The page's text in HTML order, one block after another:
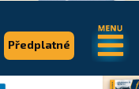
Předplatné
.